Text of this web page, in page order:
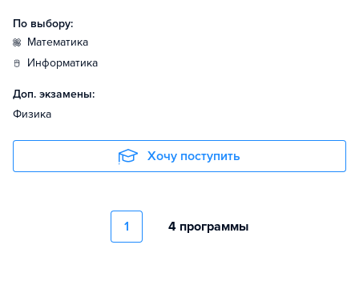
По выбору:
математика
информатика
Доп. экзамены:
Физика
Хочу поступить
1 4 программы